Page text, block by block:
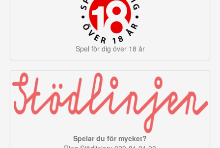
Spel för dig över 18 år
Spelar du för mycket?